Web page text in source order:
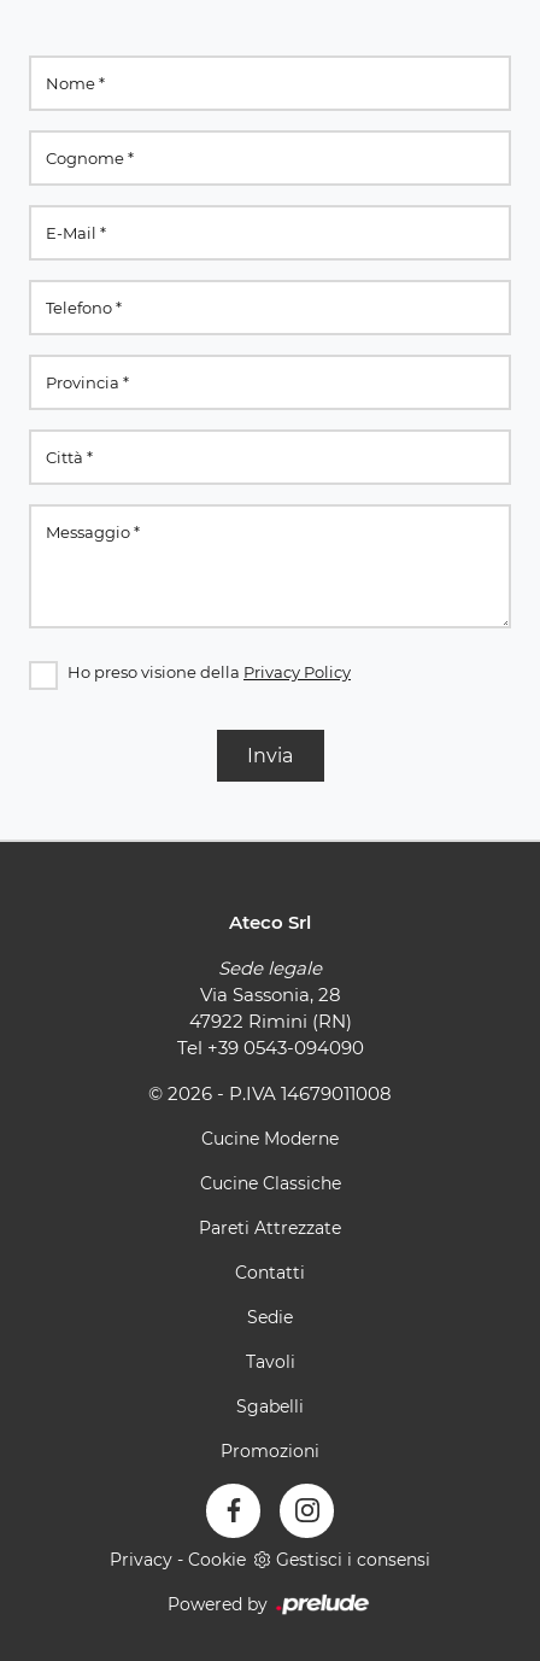
Ho preso visione della Privacy Policy
Invia
Ateco Srl
Sede legale
Via Sassonia, 28
47922 Rimini (RN)
Tel +39 0543-094090
© 2026 - P.IVA 14679011008
Cucine Moderne
Cucine Classiche
Pareti Attrezzate
Contatti
Sedie
Tavoli
Sgabelli
Promozioni
Privacy - Cookie Gestisci i consensi
Powered by